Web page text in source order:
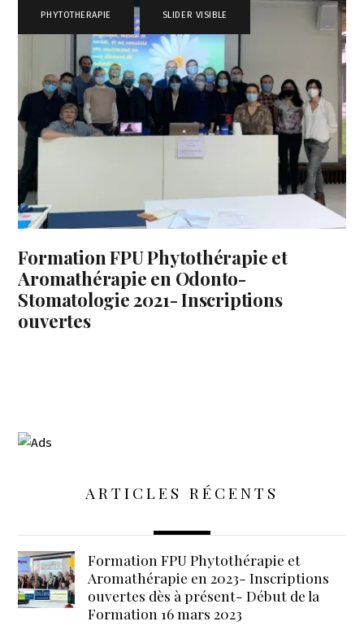
PHYTOTHERAPIE , SLIDER VISIBLE
Formation FPU Phytothérapie et
Aromathérapie en Odonto-
Stomatologie 2021- Inscriptions
ouvertes
ARTICLES RÉCENTS
Formation FPU Phytothérapie et
Aromathérapie en 2023- Inscriptions
ouvertes dès à présent- Début de la
Formation 16 mars 2023